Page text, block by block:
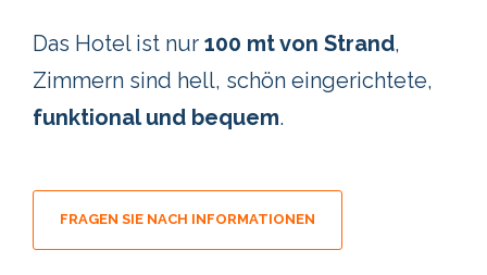
Das Hotel ist nur 100 mt von Strand,
Zimmern sind hell, schön eingerichtete,
funktional und bequem.
FRAGEN SIE NACH INFORMATIONEN